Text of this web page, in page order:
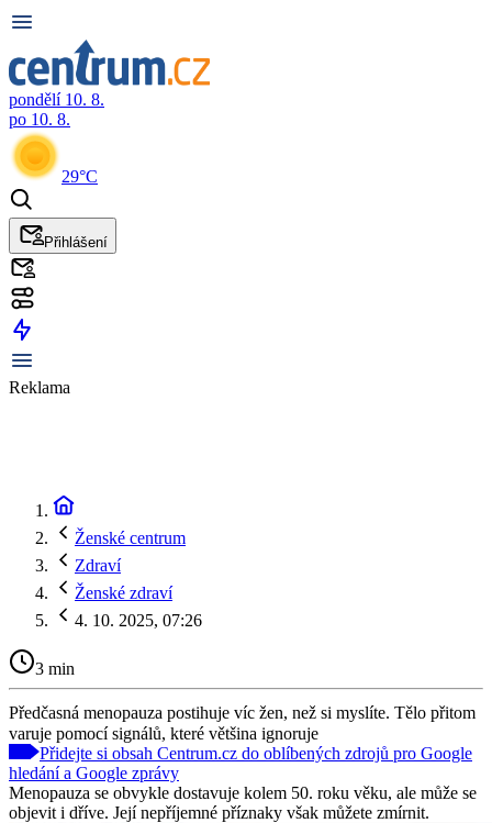
pondělí 10. 8.
po 10. 8.
29°C
Přihlášení
Reklama
Ženské centrum
Zdraví
Ženské zdraví
4. 10. 2025, 07:26
3 min
Předčasná menopauza postihuje víc žen, než si myslíte. Tělo přitom
varuje pomocí signálů, které většina ignoruje
Přidejte si obsah Centrum.cz do oblíbených zdrojů pro Google
hledání a Google zprávy
Menopauza se obvykle dostavuje kolem 50. roku věku, ale může se
objevit i dříve. Její nepříjemné příznaky však můžete zmírnit.